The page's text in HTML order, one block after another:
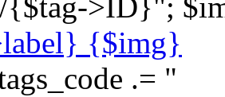
>ID}";
{$img}
.= "